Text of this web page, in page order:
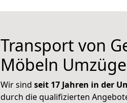
Transport von
Möbeln
Wir sind seit 17 Jahren in der
durch die qualifizierten